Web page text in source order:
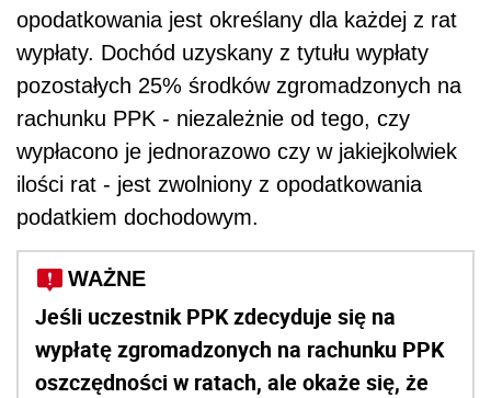
opodatkowania jest określany dla każdej z rat
wypłaty. Dochód uzyskany z tytułu wypłaty
pozostałych 25% środków zgromadzonych na
rachunku PPK - niezależnie od tego, czy
wypłacono je jednorazowo czy w jakiejkolwiek
ilości rat - jest zwolniony z opodatkowania
podatkiem dochodowym.
WAŻNE
Jeśli uczestnik PPK zdecyduje się na
wypłatę zgromadzonych na rachunku PPK
oszczędności w ratach, ale okaże się, że